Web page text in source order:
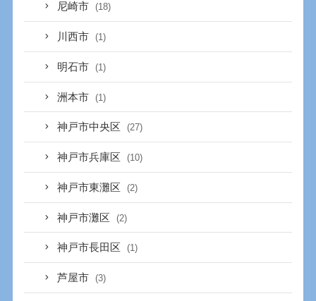
尼崎市 (18)
川西市 (1)
明石市 (1)
洲本市 (1)
神戸市中央区 (27)
神戸市兵庫区 (10)
神戸市東灘区 (2)
神戸市灘区 (2)
神戸市長田区 (1)
芦屋市 (3)